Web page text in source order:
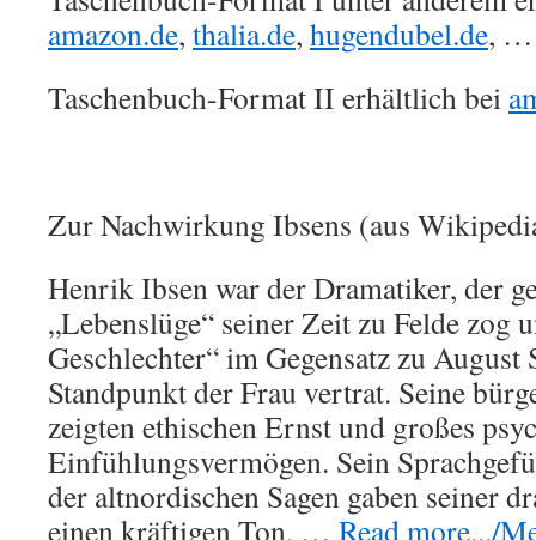
amazon.de, thalia.de, hugendubel.de, …
Taschenbuch-Format II erhältlich bei
Zur Nachwirkung Ibsens (aus
Henrik Ibsen war der Dramatiker, der
„Lebenslüge“ seiner Zeit zu Felde zog
Geschlechter“ im Gegensatz zu
Standpunkt der Frau vertrat. Seine
zeigten ethischen Ernst und großes
Einfühlungsvermögen. Sein
der altnordischen Sagen gaben seiner
einen kräftigen Ton, … Read more.../